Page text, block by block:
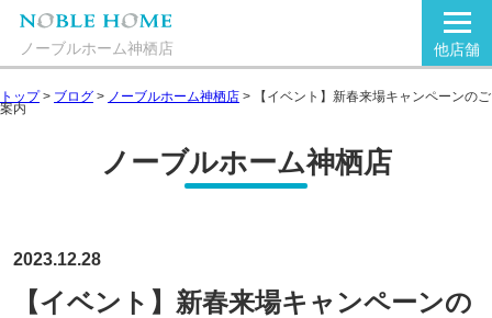
ノーブルホーム神栖店 他店舗
トップ> ブログ > ノーブルホーム神栖店 > 【イベント】新春来場キャンペーンのご
案内
ノーブルホーム神栖店
2023.12.28
【イベント】新春来場キャンペーンの